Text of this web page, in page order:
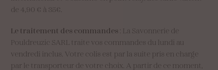
de 4,90 € à 35€.
Le traitement des commandes : La Savonnerie de
Pouldreuzic SARL traite vos commandes du lundi au
vendredi inclus. Votre colis est par la suite pris en charge
par le transporteur de votre choix. A partir de ce moment,